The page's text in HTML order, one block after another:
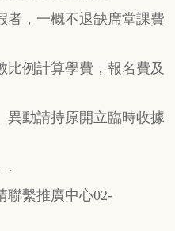
者，一概不退缺席堂課費
比例計算學費，報名費及
異動請持原開立臨時收據
.
聯繫推廣中心02-